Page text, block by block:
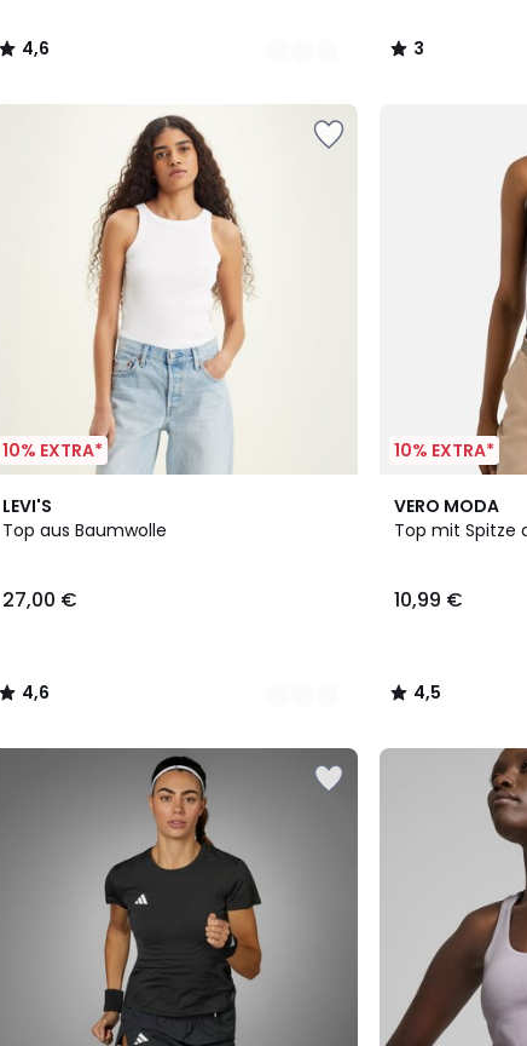
4,6
/
3
/
10% EXTRA*
LEVI'S
Top aus Baumwolle
27,00 €
4,6
/ 5
2
Farben
4,6
/
10% EXTRA*
VERO MODA
Top mit Spitze
10,99 €
4,5
/ 5
2
Farben
4,5
/